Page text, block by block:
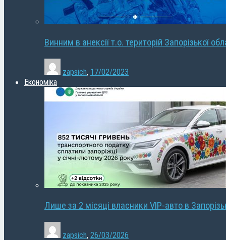
Винним в анексії т.о. територій Запорізької
zapsich, 17/02/2023
Економіка
Лише за 2 місяці власники VIP-авто в
zapsich, 26/03/2026